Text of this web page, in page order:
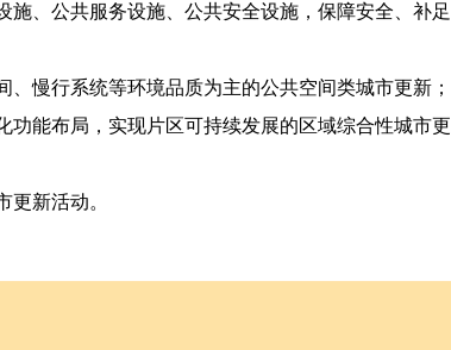
、公共服务设施、公共安全设施，保障安全、补足
慢行系统等环境品质为主的公共空间类城市更新；
能布局，实现片区可持续发展的区域综合性城市更
新活动。